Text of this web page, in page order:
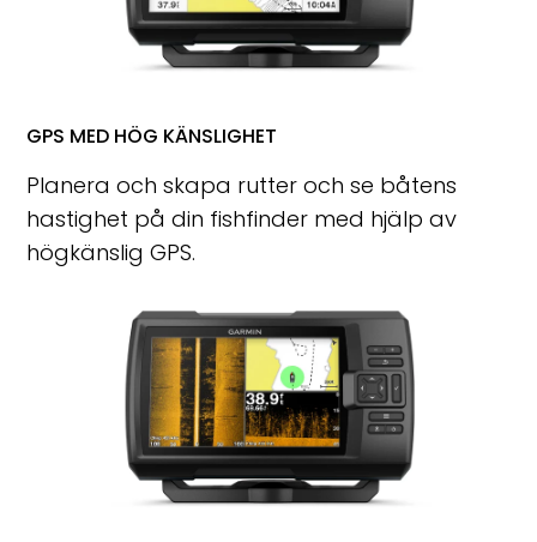
GPS MED HÖG KÄNSLIGHET
Planera och skapa rutter och se båtens
hastighet på din fishfinder med hjälp av
högkänslig GPS.